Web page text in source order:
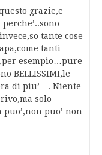
grazie,e
tante cose
tanti
esempio…pure
BELLISSIMI,le
di piu’…. Niente
solo
puo’,non puo’ non